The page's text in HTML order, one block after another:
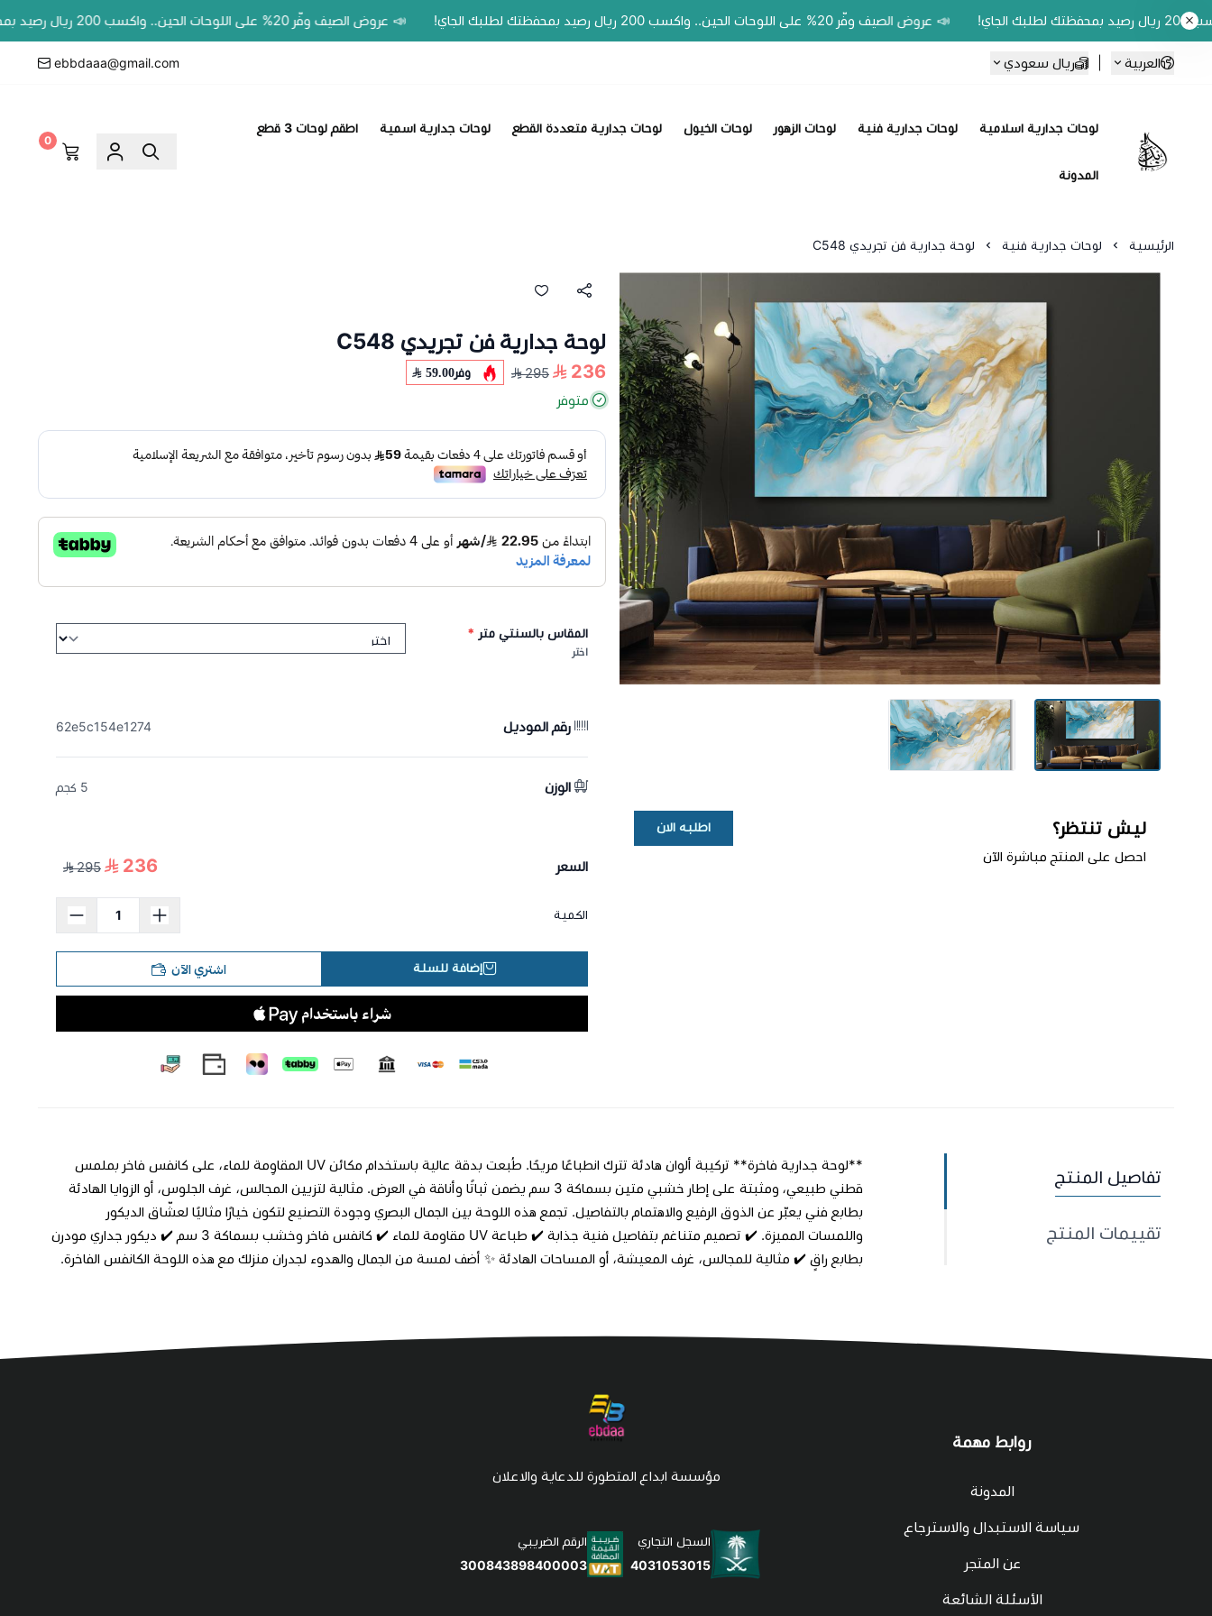
📣 عروض الصيف وفّر 20% على اللوحات الحين.. واكسب 200 ريال رصيد بمحفظتك لطلبك الجاي! 📣 عروض الصيف وفّر 20% على اللوحات الحين.. واكسب 200 ريال رصيد بمحفظتك لطلبك الجاي!
العربية ريال سعودي ebbdaaa@gmail.com
Ebbdaa art
لوحات جدارية اسلامية لوحات جدارية فنية لوحات الزهور لوحات الخيول لوحات جدارية متعددة القطع لوحات جدارية اسمية اطقم لوحات 3 قطع
المدونة
0
الرئيسية لوحات جدارية فنية لوحة جدارية فن تجريدي C548
ليش تنتظر؟
احصل على المنتج مباشرة الآن
اطلبه الان
لوحة جدارية فن تجريدي C548
236
295 وفر59.00
متوفر
المقاس بالسنتي متر *
اختر
رقم الموديل 62e5c154e1274
الوزن 5 كجم
السعر 236
295
الكمية
إضافة للسلة اشتري الآن
تفاصيل المنتج
تقييمات المنتج
**لوحة جدارية فاخرة** تركيبة ألوان هادئة تترك انطباعًا مريحًا. طُبعت بدقة عالية باستخدام مكائن UV المقاوِمة للماء، على كانفس فاخر بملمس
قطني طبيعي، ومثبتة على إطار خشبي متين بسماكة 3 سم يضمن ثباتًا وأناقة في العرض. مثالية لتزيين المجالس، غرف الجلوس، أو الزوايا الهادئة
بطابع فني يعبّر عن الذوق الرفيع والاهتمام بالتفاصيل. تجمع هذه اللوحة بين الجمال البصري وجودة التصنيع لتكون خيارًا مثاليًا لعشّاق الديكور
واللمسات المميزة. ✔️ تصميم متناغم بتفاصيل فنية جذابة ✔️ طباعة UV مقاومة للماء ✔️ كانفس فاخر وخشب بسماكة 3 سم ✔️ ديكور جداري مودرن
بطابع راقٍ ✔️ مثالية للمجالس، غرف المعيشة، أو المساحات الهادئة ✨ أضف لمسة من الجمال والهدوء لجدران منزلك مع هذه اللوحة الكانفس الفاخرة.
روابط مهمة
المدونة
سياسة الاستبدال والاسترجاع
عن المتجر
الأسئلة الشائعة
مؤسسة ابداع المتطورة للدعاية والاعلان
السجل التجاري
4031053015
الرقم الضريبي
300843898400003